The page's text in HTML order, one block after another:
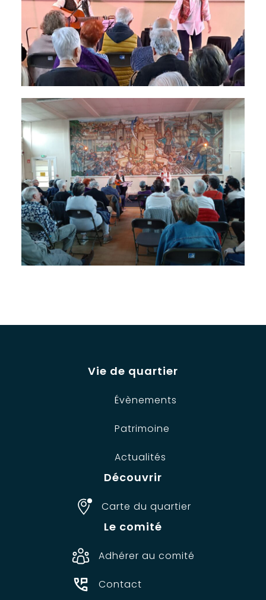
Vie de quartier
Évènements
Patrimoine
Actualités
Découvrir
Carte du quartier
Le comité
Adhérer au comité
Contact